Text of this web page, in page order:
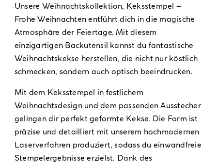
Unsere Weihnachtskollektion, Keksstempel –
Frohe Weihnachten entführt dich in die magische
Atmosphäre der Feiertage. Mit diesem
einzigartigen Backutensil kannst du fantastische
Weihnachtskekse herstellen, die nicht nur köstlich
schmecken, sondern auch optisch beeindrucken.
Mit dem Keksstempel in festlichem
Weihnachtsdesign und dem passenden Ausstecher
gelingen dir perfekt geformte Kekse. Die Form ist
präzise und detailliert mit unserem hochmodernen
Laserverfahren produziert, sodass du einwandfreie
Stempelergebnisse erzielst. Dank des